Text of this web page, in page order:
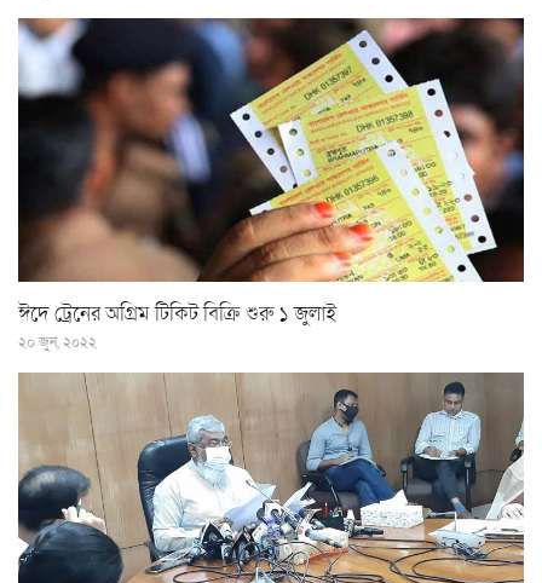
ঈদে ট্রেনের অগ্রিম টিকিট বিক্রি শুরু ১ জুলাই
২০ জুন, ২০২২